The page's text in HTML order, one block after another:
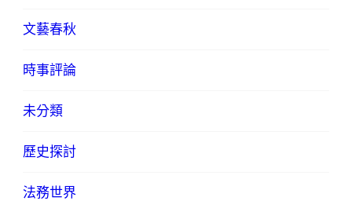
文藝春秋
時事評論
未分類
歷史探討
法務世界